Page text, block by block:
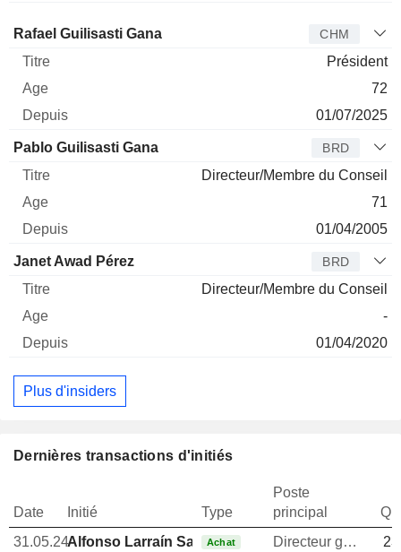
Administrateur Titre Age
Rafael Guilisasti Gana CHM
Président
72
01/07/2025
Pablo Guilisasti Gana BRD
Directeur/Membre du Conseil
71
01/04/2005
Janet Awad Pérez BRD
Directeur/Membre du Conseil
-
01/04/2020
Plus d'insiders
Dernières transactions d'initiés
Date Initié Type
Poste
principal
31.05.24Alfonso Larraín Santa María
Achat Directeur general